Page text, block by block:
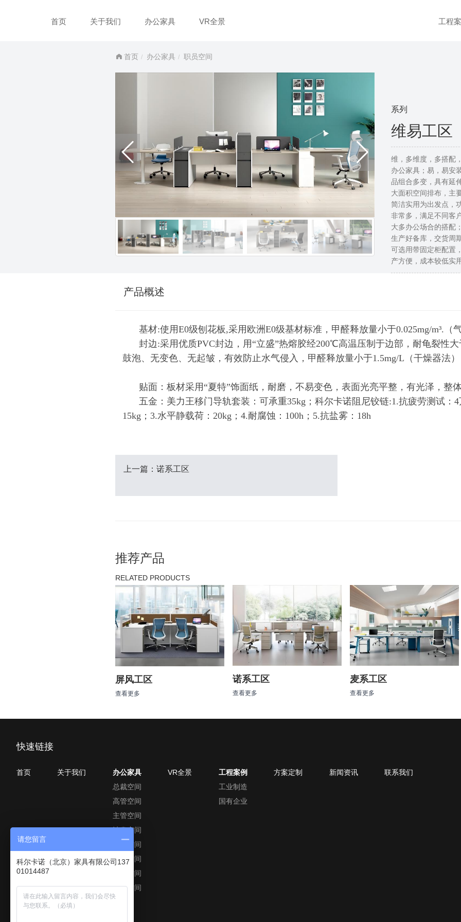
首页 关于我们 办公家具 VR全景 工程
首页 办公家具 职员空间
系列
维易工区
维，多维度，多搭配
办公家具；易，易安
品组合多变，具有延
大面积空间排布，主
简洁实用为出发点，
非常多，满足不同客
大多办公场合的搭配
生产好备库，交货周
可选用带固定柜配置
产方便，成本较低实
产品概述
基材:使用E0级刨花板,采用欧洲E0级基材标准，甲醛释放量小于0.025mg/m³.（
封边:采用优质PVC封边，用“立盛”热熔胶经200℃高温压制于边部，耐龟裂性
鼓泡、无变色、无起皱，有效防止水气侵入，甲醛释放量小于1.5mg/L（干
贴面：板材采用“夏特”饰面纸，耐磨，不易变色，表面光亮平整，有光泽，整
五金：美力王移门导轨套装：可承重35kg；科尔卡诺阻尼铰链:1.抗疲劳测试：
15kg；3.水平静载荷：20kg；4.耐腐蚀：100h；5.抗盐雾：18h
上一篇：诺系工区
推荐产品
RELATED PRODUCTS
屏风工区
查看更多
诺系工区
查看更多
麦系工区
查看更多
快速链接
首页 关于我们
办公家具
总裁空间
高管空间
主管空间
沙发空间
座椅空间
会议空间
职员空间
接待空间
VR全景
工程案例
工业制造
国有企业
方案定制 新闻资讯 联系我们
请您留言
科尔卡诺（北京）家具有限公司137
01014487